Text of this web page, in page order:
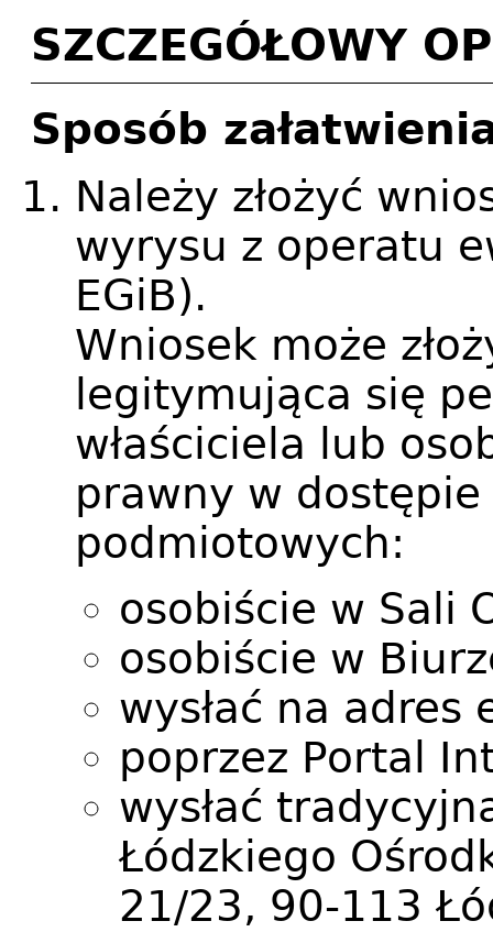
SZCZEGÓŁOWY
Sposób
Należy złożyć
wyrysu z operatu
EGiB).
Wniosek może
legitymująca się
właściciela lub
prawny w
podmiotowych:
osobiście w Sali
osobiście w
wysłać na adres
poprzez Portal
wysłać
Łódzkiego
21/23, 90-113